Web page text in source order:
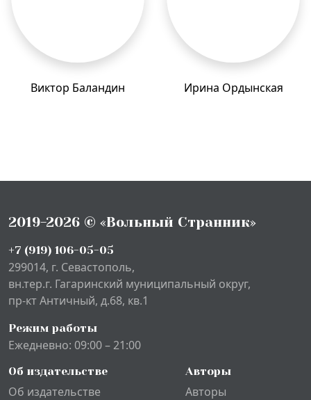
Виктор Баландин Ирина Ордынская
2019-2026 © «Вольный Странник»
+7 (919) 106-05-05
299014, г. Севастополь,
вн.тер.г. Гагаринский муниципальный округ,
пр-кт Античный, д.68, кв.1
Режим работы
Ежедневно: 09:00 – 21:00
Об издательстве
Об издательстве
Авторы
Авторы